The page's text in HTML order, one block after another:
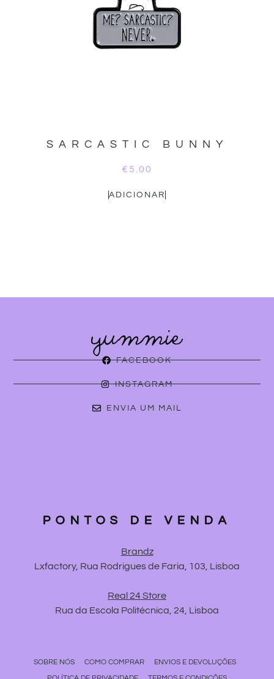
SARCASTIC BUNNY
€ 5.00
ADICIONAR
FACEBOOK
INSTAGRAM
ENVIA UM MAIL
PONTOS DE VENDA
Brandz
Lxfactory, Rua Rodrigues de Faria, 103, Lisboa
Real 24 Store
Rua da Escola Politécnica, 24, Lisboa
SOBRE NÓS COMO COMPRAR
ENVIOS E DEVOLUÇÕES